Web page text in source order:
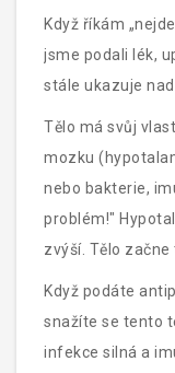
Když říkám
jsme podali lék,
stále ukazuje nad
Tělo má svůj
mozku
nebo bakterie,
problém!"
zvýší. Tělo
generují teplo,
proces je
množení virů a
Když podáte
snažíte se tento
infekce silná a